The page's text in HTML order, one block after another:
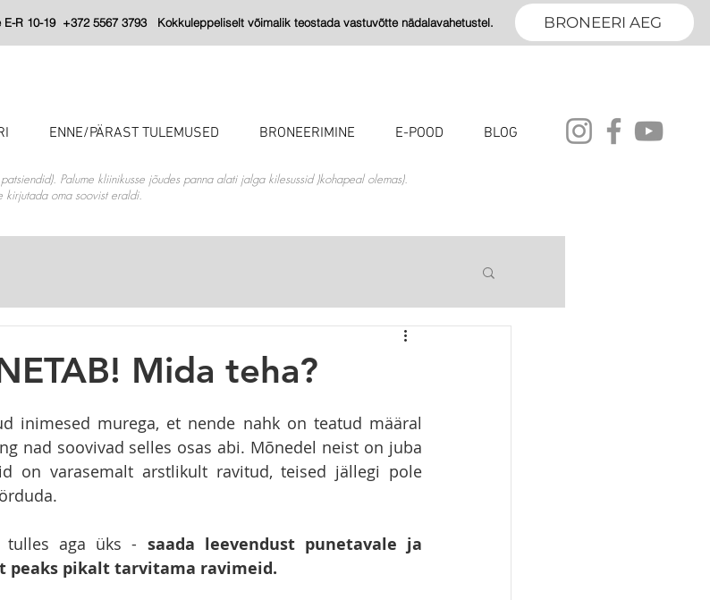
BRONEERI AEG
R 10-19 +372 5567 3793 Kokkuleppeliselt võimalik teostada vastuvõtte nädalavahetustel.
ENNE/PÄRAST TULEMUSED BRONEERIMINE E-POOD BLOG
Palume kliinikusse jõudes panna alati jalga kilesussid )kohapeal olemas).
oma soovist eraldi.
Mida teha?
inimesed murega, et nende nahk on teatud määral
nad soovivad selles osas abi. Mõnedel neist on juba
on varasemalt arstlikult ravitud, teised jällegi pole
tulles aga üks - saada leevendust punetavale ja
peaks pikalt tarvitama ravimeid.